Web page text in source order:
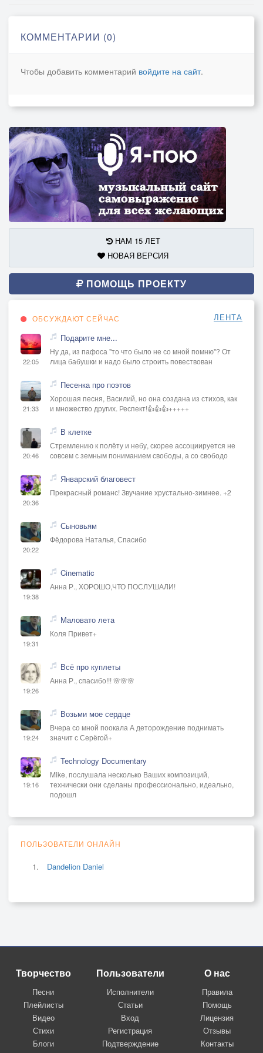
Спасибо за то что верила в меня
Прости за то что не ценил тебя
КОММЕНТАРИИ (0)
Чтобы добавить комментарий войдите на сайт.
НАМ 15 ЛЕТ
НОВАЯ ВЕРСИЯ
ПОМОЩЬ ПРОЕКТУ
ОБСУЖДАЮТ СЕЙЧАС ЛЕНТА
22:05
Подарите мне...
Ну да, из пафоса "то что было не со мной помню"? От
лица бабушки и надо было строить повествован
21:33
Песенка про поэтов
Хорошая песня, Василий, но она создана из стихов, как
и множество других. Респект!👍👍👍+++++
20:46
В клетке
Стремлению к полёту и небу, скорее ассоциируется не
совсем с земным пониманием свободы, а со свободо
20:36
Январский благовест
Прекрасный романс! Звучание хрустально-зимнее. +2
20:22
Сыновьям
Фёдорова Наталья, Спасибо
19:38
Cinematic
Анна Р., ХОРОШО,ЧТО ПОСЛУШАЛИ!
19:31
Маловато лета
Коля Привет+
19:26
Всё про куплеты
Анна Р., спасибо!!! 🌸🌸🌸
19:24
Возьми мое сердце
Вчера со мной поокала А деторождение поднимать
значит с Серёгой+
19:16
Technology Documentary
Mike, послушала несколько Ваших композиций,
технически они сделаны профессионально, идеально,
подошл
ПОЛЬЗОВАТЕЛИ ОНЛАЙН
Dandelion Daniel
Творчество
Песни
Плейлисты
Видео
Стихи
Блоги
Пользователи
Исполнители
Статьи
Вход
Регистрация
Подтверждение
О нас
Правила
Помощь
Лицензия
Отзывы
Контакты